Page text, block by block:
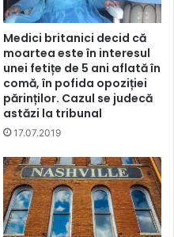
Medici britanici decid că
moartea este în interesul
unei fetițe de 5 ani aflată în
comă, în pofida opoziției
părinților. Cazul se judecă
astăzi la tribunal
17.07.2019